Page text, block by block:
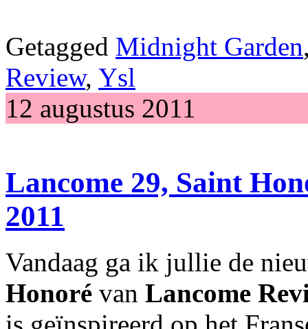
Getagged Midnight Garden
Review, Ysl
12 augustus 2011
Lancome 29, Saint
2011
Vandaag ga ik jullie de
Honoré van Lancome